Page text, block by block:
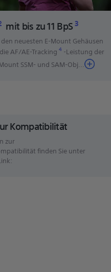
mit bis zu 11 BpS3
neuesten E-Mount Gehäusen
AF/AE-Tracking4-Leistung der
SSM- und SAM-Obj...
Kompatibilität
zur
finden Sie unter